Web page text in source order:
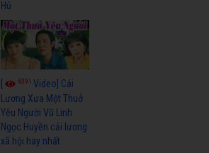
Hủ
6391Video] Cải
Lương Xưa Một Thuở
Yêu Người Vũ Linh
Ngọc Huyền cải lương
xã hội hay nhất